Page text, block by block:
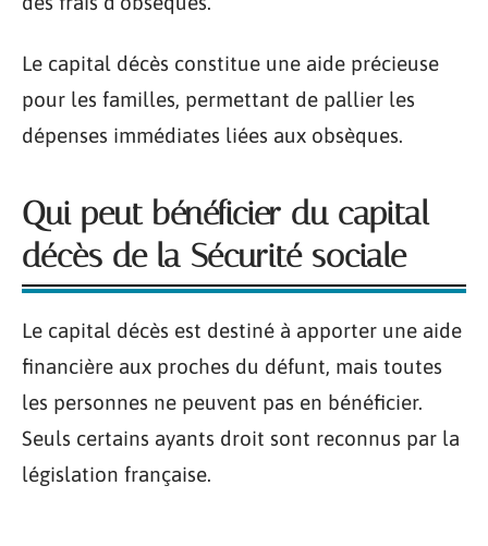
Le capital décès constitue une aide précieuse
pour les familles, permettant de pallier les
dépenses immédiates liées aux obsèques.
Qui peut bénéficier du capital
décès de la Sécurité sociale
Le capital décès est destiné à apporter une aide
financière aux proches du défunt, mais toutes
les personnes ne peuvent pas en bénéficier.
Seuls certains ayants droit sont reconnus par la
législation française.